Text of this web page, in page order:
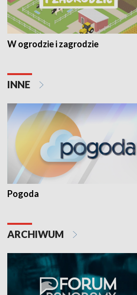
W ogrodzie i zagrodzie
INNE
Pogoda
ARCHIWUM